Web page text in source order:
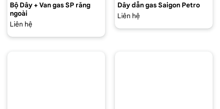
Bộ Dây + Van gas SP răng
ngoài
Liên hệ
Dây dẫn gas Saigon Petro
Liên hệ